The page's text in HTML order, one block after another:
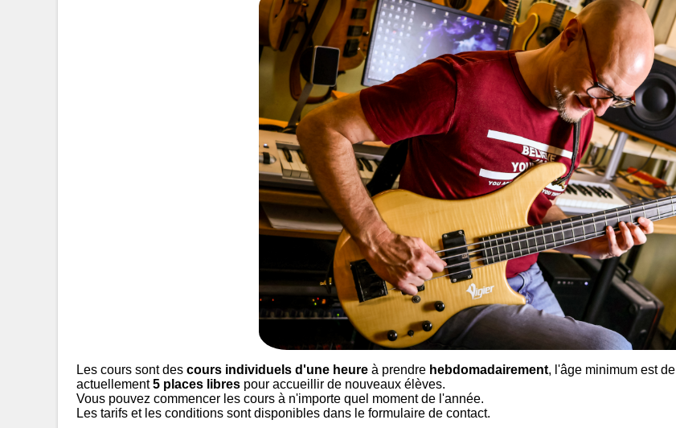
Les cours sont des cours individuels d'une heure à prendre hebdomadairement, l'âge minimum est de
actuellement 5 places libres pour accueillir de nouveaux élèves.
Vous pouvez commencer les cours à n'importe quel moment de l'année.
Les tarifs et les conditions sont disponibles dans le formulaire de contact.